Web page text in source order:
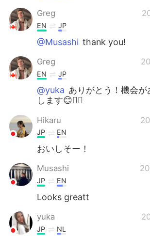
Greg
EN JP
@Musashi thank you!
Greg
EN JP
@yuka ありがとう！機会
します😊👍🏻
Hikaru
JP EN
おいしそー！
Musashi
JP EN
Looks greatt
yuka
JP NL